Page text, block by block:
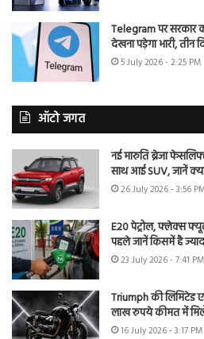
Telegram पर सरकार
देखना पड़ेगा भारी, तीन
5 July 2026 - 2:25 PM
ऑटो जगत
नई मारुति ब्रेजा
साथ आई SUV, जानें
26 July 2026 - 3:56
E20 पेट्रोल, फ्लेक्स
पहले जानें किसमें है
23 July 2026 - 7:41 PM
Triumph की लिमिटेड
लाख रुपये कीमत में
16 July 2026 - 3:17 PM